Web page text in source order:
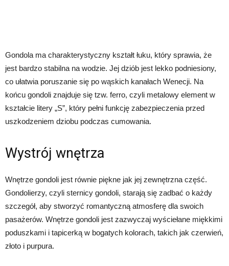
Gondola ma charakterystyczny kształt łuku, który sprawia, że
jest bardzo stabilna na wodzie. Jej dziób jest lekko podniesiony,
co ułatwia poruszanie się po wąskich kanałach Wenecji. Na
końcu gondoli znajduje się tzw. ferro, czyli metalowy element w
kształcie litery „S”, który pełni funkcję zabezpieczenia przed
uszkodzeniem dziobu podczas cumowania.
Wystrój wnętrza
Wnętrze gondoli jest równie piękne jak jej zewnętrzna część.
Gondolierzy, czyli sternicy gondoli, starają się zadbać o każdy
szczegół, aby stworzyć romantyczną atmosferę dla swoich
pasażerów. Wnętrze gondoli jest zazwyczaj wyściełane miękkimi
poduszkami i tapicerką w bogatych kolorach, takich jak czerwień,
złoto i purpura.